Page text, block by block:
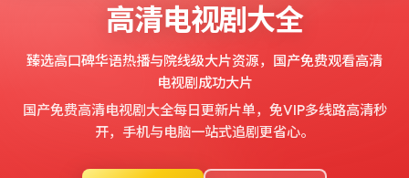
高清电视剧大全
臻选高口碑华语热播与院线级大片资源， 国产免费观看高清
电视剧成功大片
国产免费高清电视剧大全每日更新片单，免VIP多线路高清秒
开，手机与电脑一站式追剧更省心。